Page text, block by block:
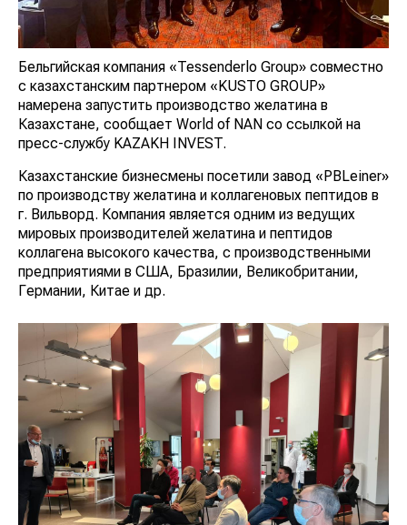
Бельгийская компания «Tessenderlo Group» совместно
с казахстанским партнером «KUSTO GROUP»
намерена запустить производство желатина в
Казахстане, сообщает World of NAN со ссылкой на
пресс-службу KAZAKH INVEST.
Казахстанские бизнесмены посетили завод «PBLeiner»
по производству желатина и коллагеновых пептидов в
г. Вильворд. Компания является одним из ведущих
мировых производителей желатина и пептидов
коллагена высокого качества, с производственными
предприятиями в США, Бразилии, Великобритании,
Германии, Китае и др.